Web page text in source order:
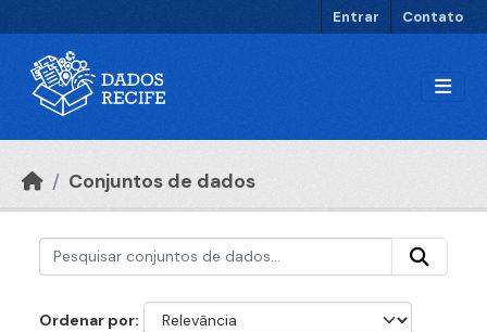
Entrar Contato
Conjuntos de dados
Ordenar por